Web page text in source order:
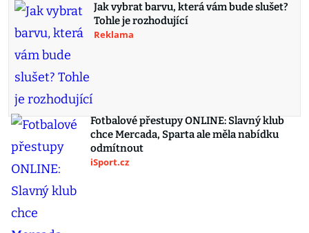
Jak vybrat barvu, která vám bude slušet?
Tohle je rozhodující
Reklama
Fotbalové přestupy ONLINE: Slavný klub
chce Mercada, Sparta ale měla nabídku
odmítnout
iSport.cz